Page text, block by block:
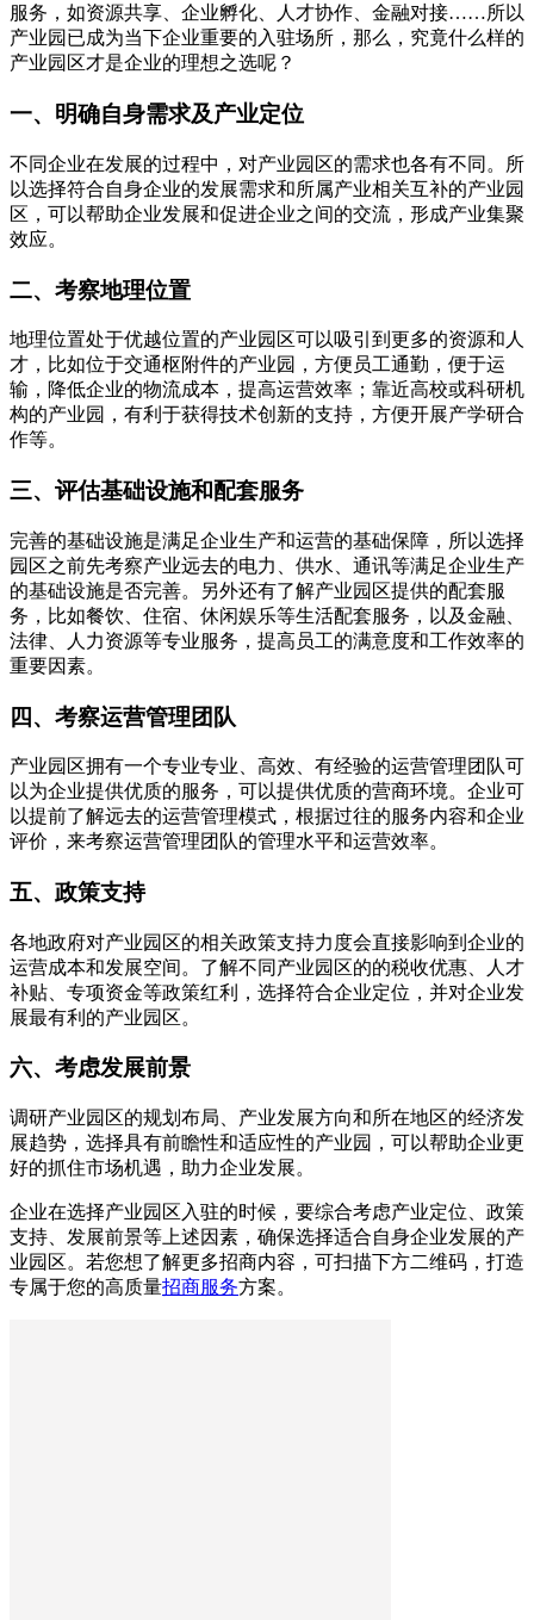
服务，如资源共享、企业孵化、人才协作、金融对接……所以
产业园已成为当下企业重要的入驻场所，那么，究竟什么样的
产业园区才是企业的理想之选呢？
一、明确自身需求及产业定位
不同企业在发展的过程中，对产业园区的需求也各有不同。所
以选择符合自身企业的发展需求和所属产业相关互补的产业园
区，可以帮助企业发展和促进企业之间的交流，形成产业集聚
效应。
二、考察地理位置
地理位置处于优越位置的产业园区可以吸引到更多的资源和人
才，比如位于交通枢附件的产业园，方便员工通勤，便于运
输，降低企业的物流成本，提高运营效率；靠近高校或科研机
构的产业园，有利于获得技术创新的支持，方便开展产学研合
作等。
三、评估基础设施和配套服务
完善的基础设施是满足企业生产和运营的基础保障，所以选择
园区之前先考察产业远去的电力、供水、通讯等满足企业生产
的基础设施是否完善。另外还有了解产业园区提供的配套服
务，比如餐饮、住宿、休闲娱乐等生活配套服务，以及金融、
法律、人力资源等专业服务，提高员工的满意度和工作效率的
重要因素。
四、考察运营管理团队
产业园区拥有一个专业专业、高效、有经验的运营管理团队可
以为企业提供优质的服务，可以提供优质的营商环境。企业可
以提前了解远去的运营管理模式，根据过往的服务内容和企业
评价，来考察运营管理团队的管理水平和运营效率。
五、政策支持
各地政府对产业园区的相关政策支持力度会直接影响到企业的
运营成本和发展空间。了解不同产业园区的的税收优惠、人才
补贴、专项资金等政策红利，选择符合企业定位，并对企业发
展最有利的产业园区。
六、考虑发展前景
调研产业园区的规划布局、产业发展方向和所在地区的经济发
展趋势，选择具有前瞻性和适应性的产业园，可以帮助企业更
好的抓住市场机遇，助力企业发展。
企业在选择产业园区入驻的时候，要综合考虑产业定位、政策
支持、发展前景等上述因素，确保选择适合自身企业发展的产
业园区。若您想了解更多招商内容，可扫描下方二维码，打造
专属于您的高质量招商服务方案。